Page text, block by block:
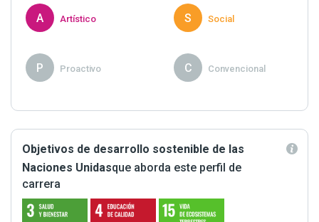
A Artístico S Social
P Proactivo C Convencional
Objetivos de desarrollo sostenible de las
Naciones Unidasque aborda este perfil de
carrera